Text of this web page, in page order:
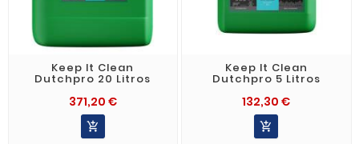
Keep It Clean
Dutchpro 20 Litros
371,20 €

Keep It Clean
Dutchpro 5 Litros
132,30 €
